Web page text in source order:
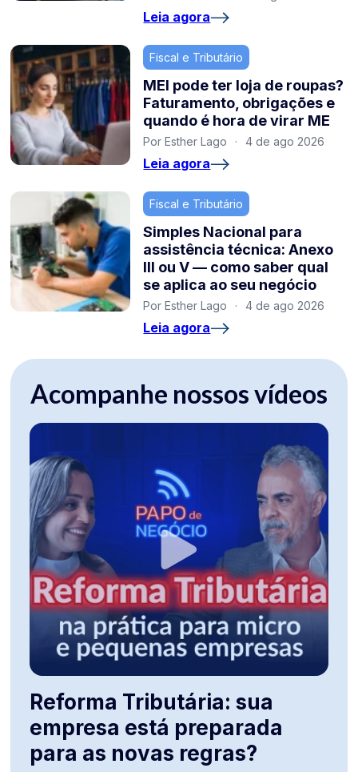
Leia agora
Fiscal e Tributário
MEI pode ter loja de roupas?
Faturamento, obrigações e
quando é hora de virar ME
Por Esther Lago · 4 de ago 2026
Leia agora
Fiscal e Tributário
Simples Nacional para
assistência técnica: Anexo
III ou V — como saber qual
se aplica ao seu negócio
Por Esther Lago · 4 de ago 2026
Leia agora
Acompanhe nossos vídeos
Reforma Tributária: sua
empresa está preparada
para as novas regras?